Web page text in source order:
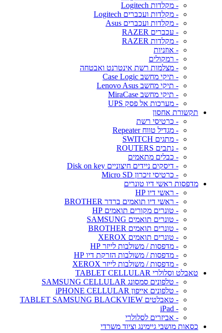
- מקלדות Logitech
- מקלדות ועכברים Logitech
- מקלדות ועכברים Asus
- עכברים RAZER
- מקלדות RAZER
- אוזניות
- רמקולים
- מצלמות רשת אינטרנט ואבטחה
- תיקי מחשב Case Logic
- תיקי מחשב Lenovo Asus
- תיקי מחשב MiraCase
- מערכות אל פסק UPS
תקשורת אחסון
- כרטיסי רשת
- מגדיל טווח Repeater
- מתגים SWITCH
- נתבים ROUTERS
- כבלים מתאמים
- דיסקים ניידים חיצוניים Disk on key
- כרטיסי זיכרון Micro SD
מדפסות ראשי דיו טונרים
- ראשי דיו HP
- ראשי דיו תואמים ברדר BROTHER
- טונרים מקורים תואמים HP
- טונרים תואמים SAMSUNG
- טונרים תואמים BROTHER
- טונרים תואמים XEROX
- מדפסות / משולבות לייזר HP
- מדפסות / משולבות הזרקת דיו HP
- מדפסות / משולבות לייזר XEROX
טאבלט וסלולרי TABLET CELLULAR
- טלפונים סמסונג SAMSUNG CELLULAR
- טלפונים אייפון iPHONE CELLULAR
- טאבלטים TABLET SAMSUNG BLACKVIEW
- iPad
- אביזרים לסלולרי
כסאות מושבי גיימינג וציוד משרדי